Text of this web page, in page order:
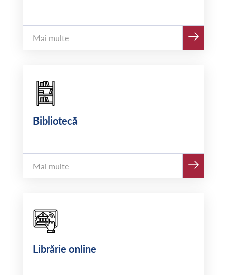
Mai multe
Bibliotecă
Mai multe
Librărie online